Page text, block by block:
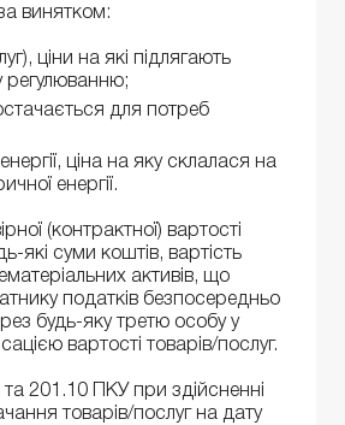
винятком:
ціни на які підлягають
для потреб
ціна на яку склалася на
енергії.
(контрактної) вартості
які суми коштів, вартість
активів, що
податків безпосередньо
будь-яку третю особу у
вартості товарів/послуг.
201.10 ПКУ при здійсненні
товарів/послуг на дату